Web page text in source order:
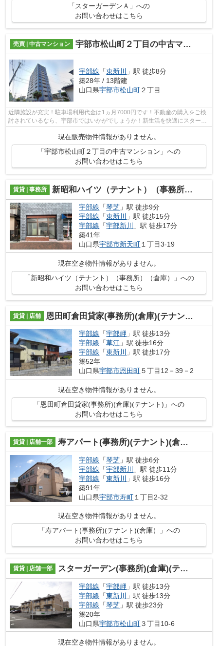
「スターガーデンＡ」への
お問い合わせはこちら
売買 | 中古マンション 宇部市松山町２丁目の中古マンション
宇部線 「東新川 」駅 徒歩8分
築28年 / 13階建
山口県宇部市松山町２丁目
近隣施設が充実！駐車場利用代金は1ヵ月7000円です！不動産の購入をご検
討されているなら、宇部市ではいかがでしょうか！新生活を快適にスタート
現在販売物件情報がありません。
「宇部市松山町２丁目の中古マンション」への
お問い合わせはこちら
賃貸 | 事務所 新昭和ハイツ（テナント）（事務所）（倉庫）
宇部線 「琴芝 」駅 徒歩9分
宇部線 「東新川
」駅 徒歩15分
宇部線 「宇部新川
」駅 徒歩17分
築41年
山口県宇部市新天町１丁目3-19
現在空き物件情報がありません。
「新昭和ハイツ（テナント）（事務所）（倉庫）」への
お問い合わせはこちら
賃貸 | 店舗 恩田町倉田貸家(事務所)(倉庫)(テナント)
宇部線 「宇部岬 」駅 徒歩13分
宇部線 「草江 」駅 徒歩16分
宇部線 「東新川
」駅 徒歩17分
築52年
山口県宇部市恩田町５丁目12－39－2
現在空き物件情報がありません。
「恩田町倉田貸家(事務所)(倉庫)(テナント)」への
お問い合わせはこちら
賃貸 | 店舗一部 寿アパート(事務所)(テナント)(倉庫）
宇部線 「琴芝 」駅 徒歩6分
宇部線 「宇部新川
」駅 徒歩11分
宇部線 「東新川
」駅 徒歩16分
築91年
山口県宇部市寿町 １丁目2-32
現在空き物件情報がありません。
「寿アパート(事務所)(テナント)(倉庫）」への
お問い合わせはこちら
賃貸 | 店舗一部 スターガーデン(事務所)(倉庫)(テナント)
宇部線 「宇部岬 」駅 徒歩13分
宇部線 「東新川
」駅 徒歩13分
宇部線 「琴芝 」駅 徒歩23分
築20年
山口県宇部市松山町３丁目10-6
現在空き物件情報がありません。